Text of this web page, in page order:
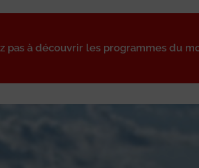
pas à découvrir les programmes du